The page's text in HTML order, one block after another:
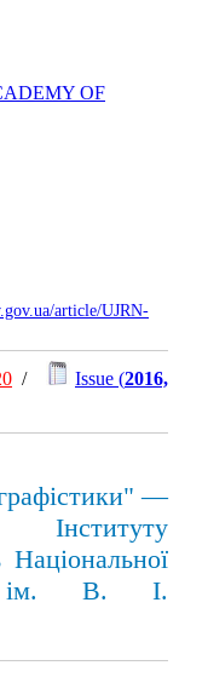
OF
article/UJRN-
/ Issue (2016,
—
Національної
ім. В. І.